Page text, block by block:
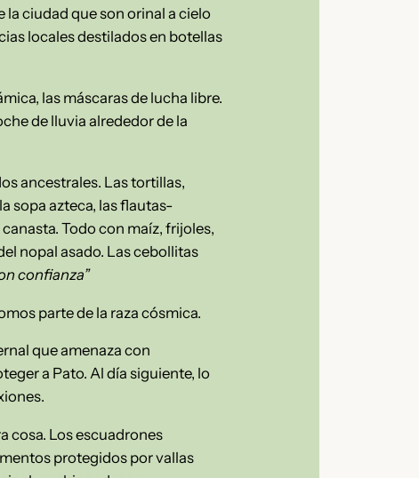
la ciudad que son orinal a cielo
locales destilados en botellas
las máscaras de lucha libre.
de lluvia alrededor de la
ancestrales. Las tortillas,
sopa azteca, las flautas-
Todo con maíz, frijoles,
nopal asado. Las cebollitas
confianza”
parte de la raza cósmica.
que amenaza con
a Pato. Al día siguiente, lo
cosa. Los escuadrones
protegidos por vallas